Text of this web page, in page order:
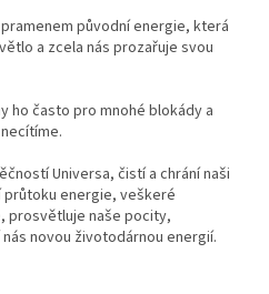
původní energie, která
a zcela nás prozařuje svou
ho často pro mnohé blokády a
Universa, čistí a chrání naši
průtoku energie, veškeré
prosvětluje naše pocity,
novou životodárnou energií.